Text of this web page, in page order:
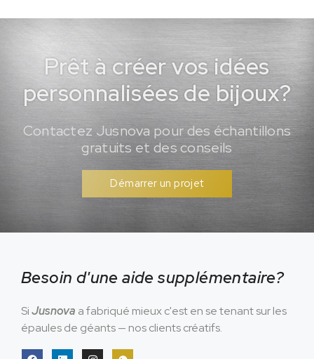
Prêt à créer vos idées
personnalisées de bijoux?
Contactez Jusnova pour des échantillons
gratuits et des conseils
Démarrer un projet
Besoin d'une aide supplémentaire?
SiJusnova a fabriqué mieux c'est en se tenant sur les
épaules de géants — nos clients créatifs.